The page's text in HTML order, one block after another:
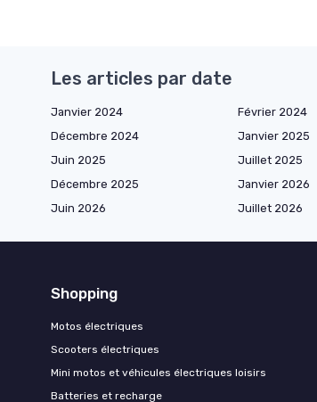
Les articles par date
Janvier 2024 Février 2024
Décembre 2024
Janvier 2025
Juin 2025
Juillet 2025
Décembre 2025
Janvier 2026
Juin 2026
Juillet 2026
Shopping
Motos électriques
Scooters électriques
Mini motos et véhicules électriques loisirs
Batteries et recharge